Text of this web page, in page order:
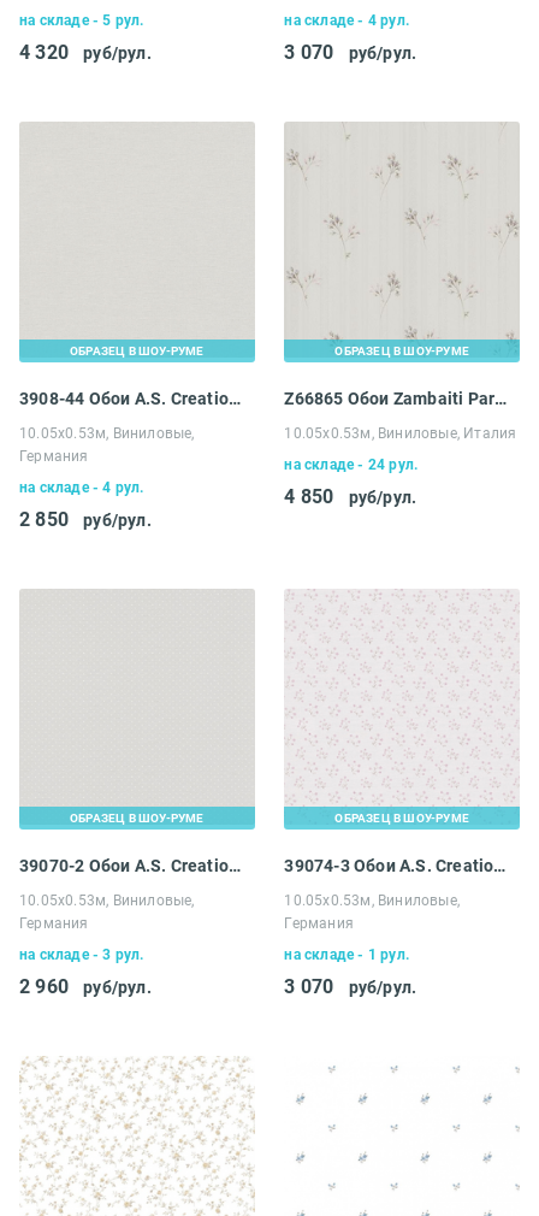
на складе - 5 рул.
4 320 руб/рул.
на складе - 4 рул.
3 070 руб/рул.
ОБРАЗЕЦ В ШОУ-РУМЕ
3908-44 Обои A.S. Creation Maison Charme
10.05х0.53м, Виниловые,
Германия
на складе - 4 рул.
2 850 руб/рул.
ОБРАЗЕЦ В ШОУ-РУМЕ
Z66865 Обои Zambaiti Parati Satin Flowers IV
10.05х0.53м, Виниловые, Италия
на складе - 24 рул.
4 850 руб/рул.
ОБРАЗЕЦ В ШОУ-РУМЕ
39070-2 Обои A.S. Creation Maison Charme
10.05х0.53м, Виниловые,
Германия
на складе - 3 рул.
2 960 руб/рул.
ОБРАЗЕЦ В ШОУ-РУМЕ
39074-3 Обои A.S. Creation Maison Charme
10.05х0.53м, Виниловые,
Германия
на складе - 1 рул.
3 070 руб/рул.